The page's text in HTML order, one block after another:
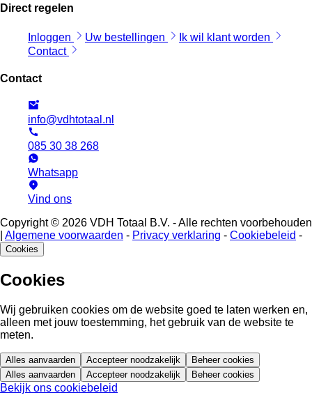
Direct regelen
Inloggen Uw bestellingen
Ik wil klant worden
Contact
Contact
info@vdhtotaal.nl
085 30 38 268
Whatsapp
Vind ons
Copyright © 2026 VDH Totaal B.V. - Alle rechten voorbehouden
Algemene voorwaarden - Privacy verklaring - Cookiebeleid -
Cookies
Cookies
Wij gebruiken cookies om de website goed te laten werken en,
alleen met jouw toestemming, het gebruik van de website te
meten.
Alles aanvaarden Accepteer noodzakelijk
Beheer cookies
Alles aanvaarden
Accepteer noodzakelijk Beheer cookies
Bekijk ons cookiebeleid